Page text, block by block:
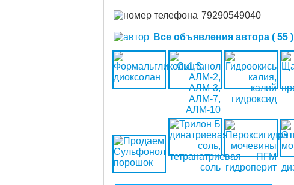
79290549040
Все объявления автора ( 55 )